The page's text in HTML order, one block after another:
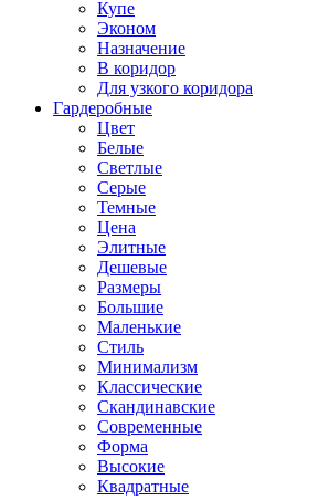
Купе
Эконом
Назначение
В коридор
Для узкого коридора
Гардеробные
Цвет
Белые
Светлые
Серые
Темные
Цена
Элитные
Дешевые
Размеры
Большие
Маленькие
Стиль
Минимализм
Классические
Скандинавские
Современные
Форма
Высокие
Квадратные